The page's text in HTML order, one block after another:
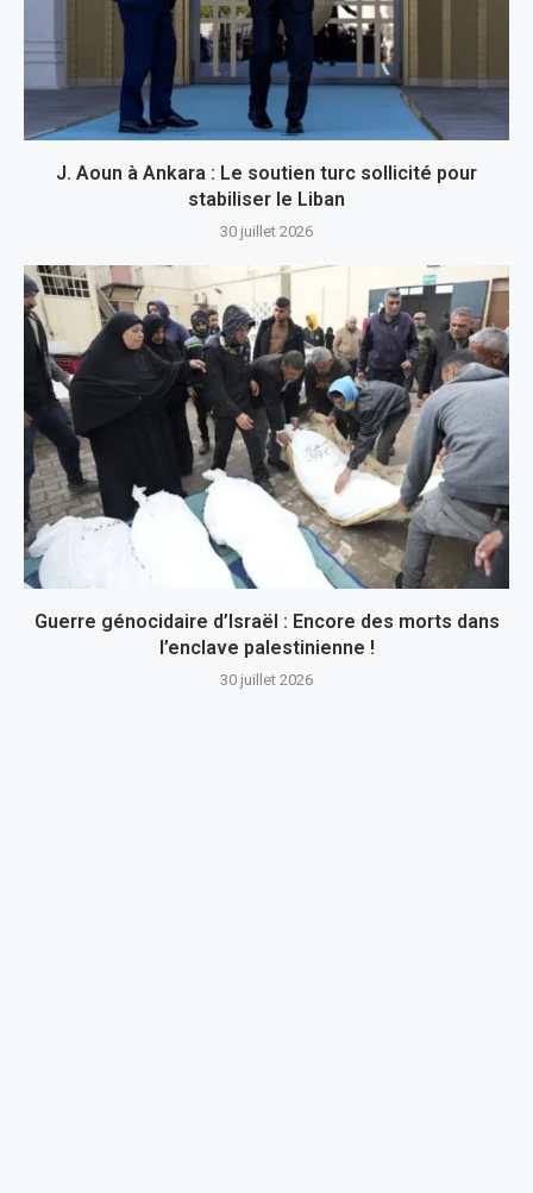
J. Aoun à Ankara : Le soutien turc sollicité pour
stabiliser le Liban
30 juillet 2026
Guerre génocidaire d’Israël : Encore des morts dans
l’enclave palestinienne !
30 juillet 2026